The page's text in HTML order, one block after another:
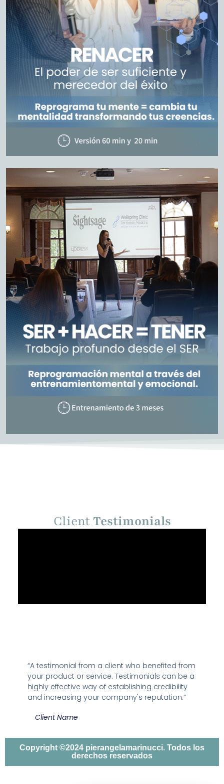
Client Testimonials
“A testimonial from a client who benefited from
your product or service. Testimonials can be a
highly effective way of establishing credibility
and increasing your company's reputation.”
Client Name
Copyright ©2024 pierangelamarinucci. Todos los
derechos reservados